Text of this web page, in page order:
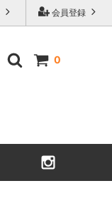
会員登録
0